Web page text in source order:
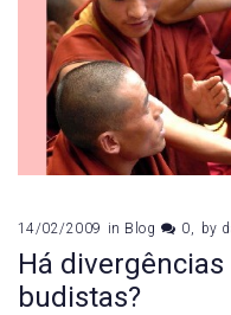
14/02/2009 in Blog 0 by
Há
budistas?